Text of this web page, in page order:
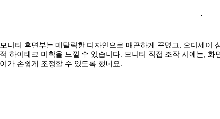
모니터 후면부는 메탈릭한 디자인으로 매끈하게 꾸몄고, 오디세이
적 하이테크 미학을 느낄 수 있습니다. 모니터 직접 조작 시에는,
이가 손쉽게 조정할 수 있도록 했네요.